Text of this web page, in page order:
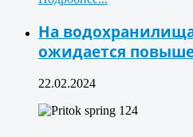
На
ожидается
22.02.2024